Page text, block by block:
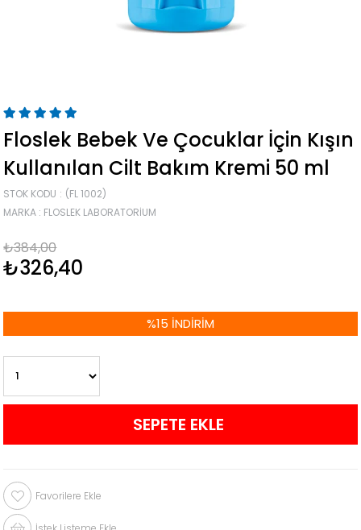
Floslek Bebek Ve Çocuklar İçin Kışın
Kullanılan Cilt Bakım Kremi 50 ml
STOK KODU
(FL 1002)
MARKA : FLOSLEK LABORATORIUM
₺384,00
₺326,40
%15 İNDIRIM
Favorilere Ekle